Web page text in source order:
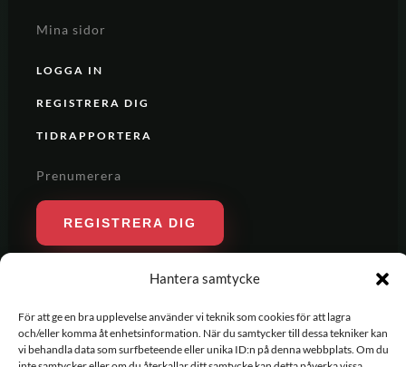
Hantera samtycke
För att ge en bra upplevelse använder vi teknik som cookies för att lagra
och/eller komma åt enhetsinformation. När du samtycker till dessa tekniker kan
vi behandla data som surfbeteende eller unika ID:n på denna webbplats. Om du
Mina sidor
LOGGA IN
REGISTRERA DIG
TIDRAPPORTERA
Prenumerera
REGISTRERA DIG